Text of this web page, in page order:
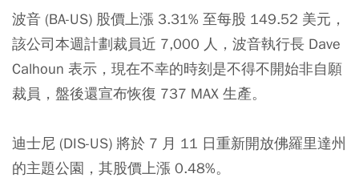
波音 (BA-US) 股價上漲 3.31% 至每股 149.52 美元，
該公司本週計劃裁員近 7,000 人，波音執行長 Dave
Calhoun 表示，現在不幸的時刻是不得不開始非自願
裁員，盤後還宣布恢復 737 MAX 生產。
迪士尼 (DIS-US) 將於 7 月 11 日重新開放佛羅里達州
的主題公園，其股價上漲 0.48%。